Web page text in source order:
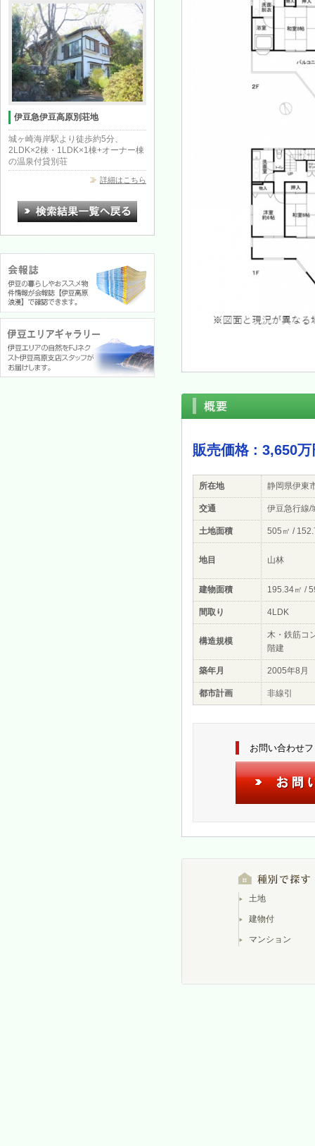
伊豆急伊豆高原別荘地
城ヶ崎海岸駅より徒歩約5分、
2LDK×2棟・1LDK×1棟+オーナー棟
の温泉付貸別荘
詳細はこちら
販売価格 : 3,650万
所在地 静岡県伊東
交通 伊豆急行線/
土地面積 505㎡ /
地目 山林
建物面積 195.34㎡ /
間取り 4LDK
構造規模
木・鉄筋コ
階建
築年月 2005年8月
都市計画 非線引
お問い合わせ
土地
建物付
マンション